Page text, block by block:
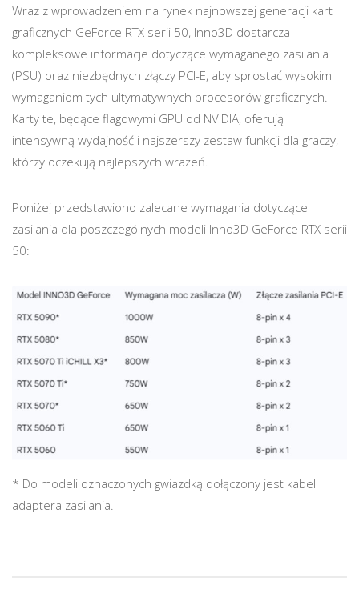
Wraz z wprowadzeniem na rynek najnowszej generacji kart
graficznych GeForce RTX serii 50, Inno3D dostarcza
kompleksowe informacje dotyczące wymaganego zasilania
(PSU) oraz niezbędnych złączy PCI-E, aby sprostać wysokim
wymaganiom tych ultymatywnych procesorów graficznych.
Karty te, będące flagowymi GPU od NVIDIA, oferują
intensywną wydajność i najszerszy zestaw funkcji dla graczy,
którzy oczekują najlepszych wrażeń.
Poniżej przedstawiono zalecane wymagania dotyczące
zasilania dla poszczególnych modeli Inno3D GeForce RTX serii
50:
* Do modeli oznaczonych gwiazdką dołączony jest kabel
adaptera zasilania.